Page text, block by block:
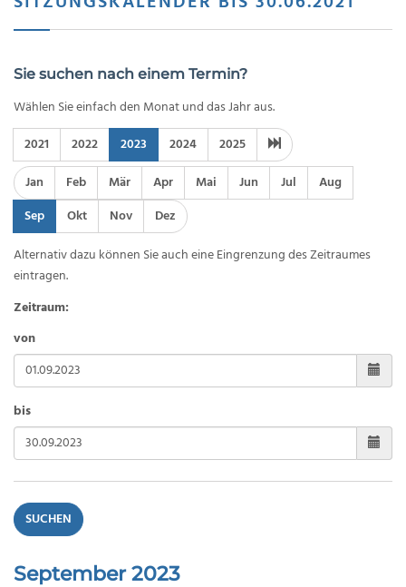
Sie suchen nach einem Termin?
Wählen Sie einfach den Monat und das Jahr aus.
2021
2022 2023 2024
2025
Jan
Feb Mär Apr Mai Jun Jul
Aug
Sep
Okt Nov
Dez
Alternativ dazu können Sie auch eine Eingrenzung des Zeitraumes
eintragen.
Zeitraum:
von
bis
SUCHEN
September 2023